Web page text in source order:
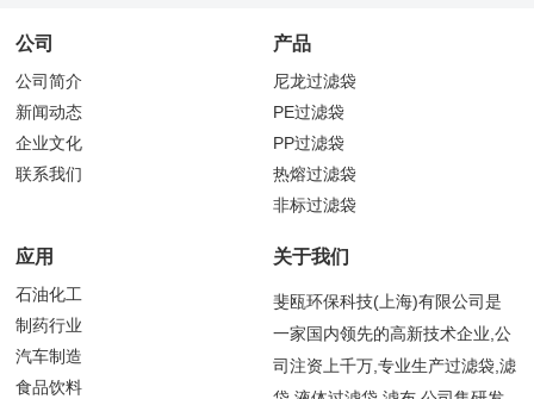
公司
公司简介
新闻动态
企业文化
联系我们
产品
尼龙过滤袋
PE过滤袋
PP过滤袋
热熔过滤袋
非标过滤袋
应用
石油化工
制药行业
汽车制造
食品饮料
关于我们
斐瓯环保科技(上海)有限公司是
一家国内领先的高新技术企业,公
司注资上千万,专业生产过滤袋,滤